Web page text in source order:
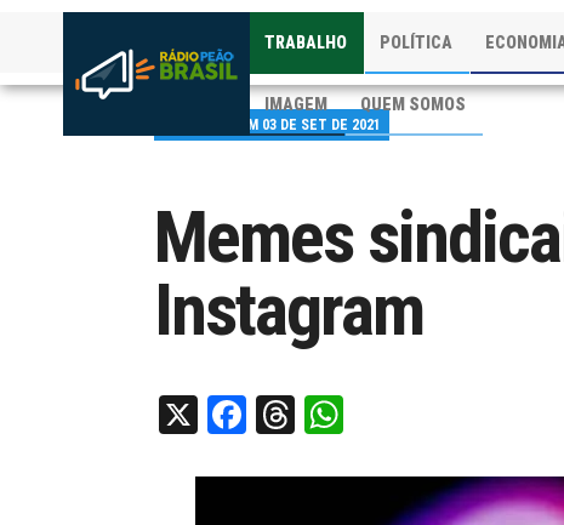
TRABALHO POLÍTICA
IMAGEM QUEM SOMOS
PUBLICADO EM 03 DE SET DE 2021
Memes
Instagram
X Facebook
Threads